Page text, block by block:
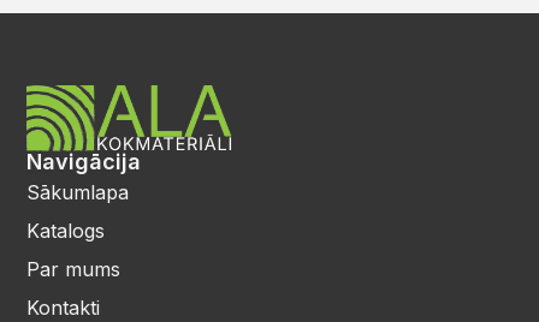
Navigācija
Sākumlapa
Katalogs
Par mums
Kontakti